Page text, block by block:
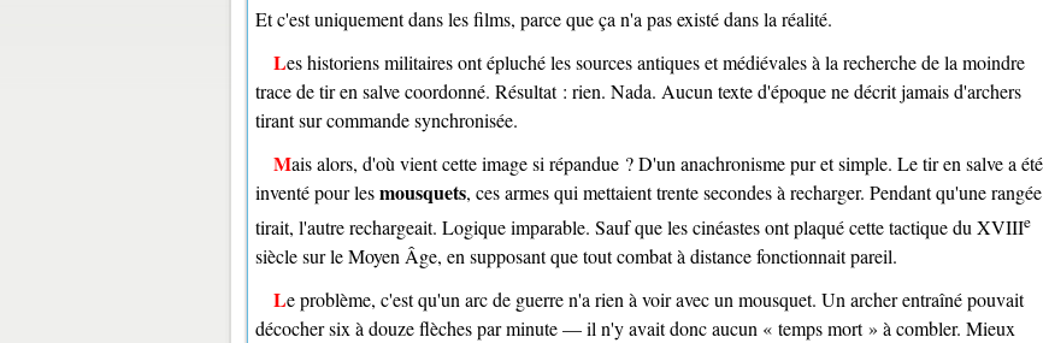
Et c'est uniquement dans les films, parce que ça n'a pas existé dans la réalité.
Les historiens militaires ont épluché les sources antiques et médiévales à la recherche de la moindre
trace de tir en salve coordonné. Résultat : rien. Nada. Aucun texte d'époque ne décrit jamais d'archers
tirant sur commande synchronisée.
Mais alors, d'où vient cette image si répandue ? D'un anachronisme pur et simple. Le tir en salve a été
inventé pour lesmousquets, ces armes qui mettaient trente secondes à recharger. Pendant qu'une rangée
tirait, l'autre rechargeait. Logique imparable. Sauf que les cinéastes ont plaqué cette tactique duXVIIIe
siècle sur le Moyen Âge, en supposant que tout combat à distance fonctionnait pareil.
Le problème, c'est qu'un arc de guerre n'a rien à voir avec un mousquet. Un archer entraîné pouvait
décocher six à douze flèches par minute — il n'y avait donc aucun « temps mort » à combler. Mieux